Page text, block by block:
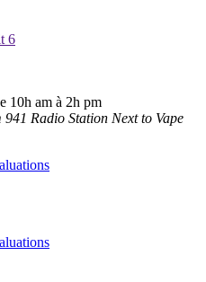
6
10h am à 2h pm
Radio Station Next to Vape